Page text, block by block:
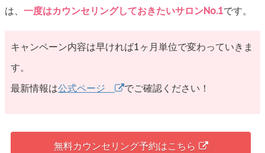
は、 一度はカウンセリングしておきたいサロンNo.1です。
キャンペーン内容は早ければ1ヶ月単位で変わっていきま
す。
最新情報は公式ページ でご確認ください！
無料カウンセリング予約はこちら